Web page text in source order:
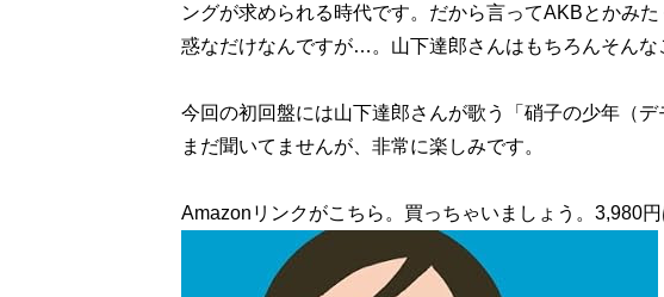
ングが求められる時代です。だから言ってAKBとかみ
惑なだけなんですが…。山下達郎さんはもちろんそんな
今回の初回盤には山下達郎さんが歌う「硝子の少年（デ
まだ聞いてませんが、非常に楽しみです。
Amazonリンクがこちら。買っちゃいましょう。3,980円